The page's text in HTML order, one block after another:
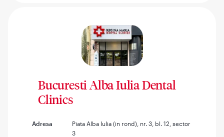
Bucuresti Alba Iulia Dental
Clinics
Adresa
Piata Alba Iulia (in rond), nr. 3, bl. 12, sector
3